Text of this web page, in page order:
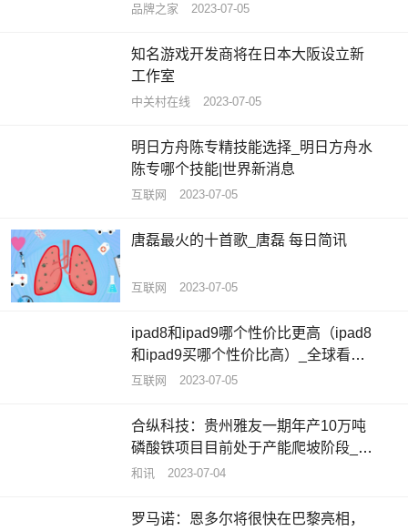
品牌之家 2023-07-05
知名游戏开发商将在日本大阪设立新
工作室
中关村在线 2023-07-05
明日方舟陈专精技能选择_明日方舟水
陈专哪个技能|世界新消息
互联网 2023-07-05
唐磊最火的十首歌_唐磊 每日简讯
互联网 2023-07-05
ipad8和ipad9哪个性价比更高（ipad8
和ipad9买哪个性价比高）_全球看热
讯
互联网 2023-07-05
合纵科技：贵州雅友一期年产10万吨
磷酸铁项目目前处于产能爬坡阶段_每
日聚焦
和讯 2023-07-04
罗马诺：恩多尔将很快在巴黎亮相，